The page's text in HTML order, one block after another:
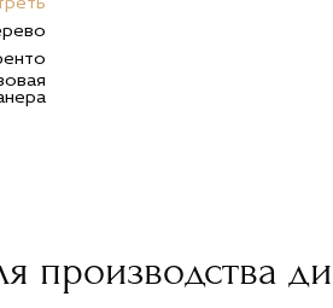
производства